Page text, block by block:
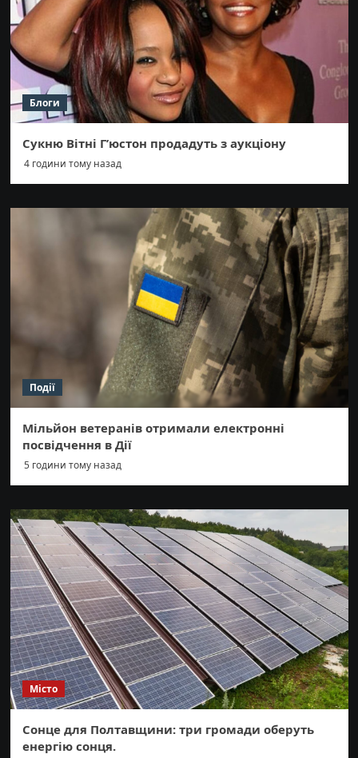
Блоги
Сукню Вітні Г’юстон продадуть з аукціону
4 години тому назад
Події
Мільйон ветеранів отримали електронні
посвідчення в Дії
5 години тому назад
Місто
Сонце для Полтавщини: три громади оберуть
енергію сонця.